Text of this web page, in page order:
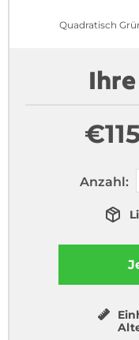
Quadratisch
€
Anzahl: